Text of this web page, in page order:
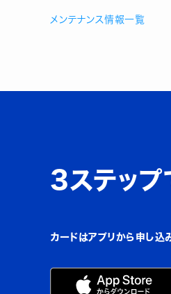
メンテナンス情報一覧
3ステッ
カードはアプリから申し込